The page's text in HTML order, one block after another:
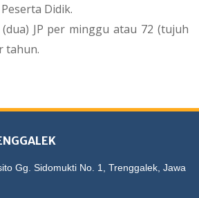
Didik.
JP per minggu atau 72 (tujuh
tahun.
Gg. Sidomukti No. 1, Trenggalek, Jawa